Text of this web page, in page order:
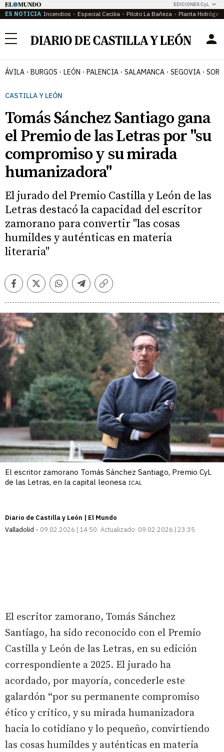
EDICIONES CyL
ES NOTICIA Incendios Especial Cecilia Piloto La Bañeza Planta
Menú
ÁVILA BURGOS LEÓN PALENCIA SALAMANCA SEGOVIA
CASTILLA Y LEÓN
Tomás Sánchez Santiago gana
el Premio de las Letras por "su
compromiso y su mirada
humanizadora"
El jurado del Premio Castilla y León de las
Letras destacó la capacidad del escritor
zamorano para convertir "las cosas
humildes y auténticas en materia
literaria"
FacebookTwitterWhatsappTelegramCopiar
El escritor zamorano Tomás Sánchez Santiago, Premio CyL
de las Letras, en la capital leonesa ICAL
Diario de Castilla y León | El Mundo
Valladolid
09.02.2026 | 14:50 Actualizado: 09.02.2026 | 23:35
El escritor zamorano, Tomás Sánchez
Santiago, ha sido reconocido con el Premio
Castilla y León de las Letras, en su edición
correspondiente a 2025. El jurado ha
acordado, por mayoría, concederle este
galardón “por su permanente compromiso
ético y crítico, y su mirada humanizadora
hacia lo cotidiano y lo pequeño, convirtiendo
las cosas humildes y auténticas en materia